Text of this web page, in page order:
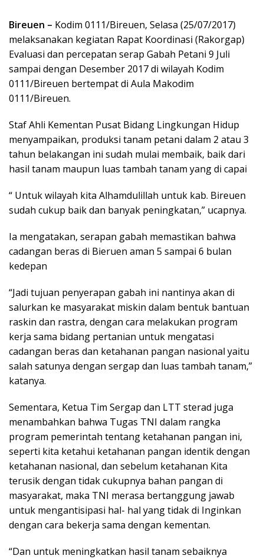
Bireuen – Kodim 0111/Bireuen, Selasa (25/07/2017)
melaksanakan kegiatan Rapat Koordinasi (Rakorgap)
Evaluasi dan percepatan serap Gabah Petani 9 Juli
sampai dengan Desember 2017 di wilayah Kodim
0111/Bireuen bertempat di Aula Makodim
0111/Bireuen.
Staf Ahli Kementan Pusat Bidang Lingkungan Hidup
menyampaikan, produksi tanam petani dalam 2 atau 3
tahun belakangan ini sudah mulai membaik, baik dari
hasil tanam maupun luas tambah tanam yang di capai
“ Untuk wilayah kita Alhamdulillah untuk kab. Bireuen
sudah cukup baik dan banyak peningkatan,” ucapnya.
Ia mengatakan, serapan gabah memastikan bahwa
cadangan beras di Bieruen aman 5 sampai 6 bulan
kedepan
“Jadi tujuan penyerapan gabah ini nantinya akan di
salurkan ke masyarakat miskin dalam bentuk bantuan
raskin dan rastra, dengan cara melakukan program
kerja sama bidang pertanian untuk mengatasi
cadangan beras dan ketahanan pangan nasional yaitu
salah satunya dengan sergap dan luas tambah tanam,”
katanya.
Sementara, Ketua Tim Sergap dan LTT sterad juga
menambahkan bahwa Tugas TNI dalam rangka
program pemerintah tentang ketahanan pangan ini,
seperti kita ketahui ketahanan pangan identik dengan
ketahanan nasional, dan sebelum ketahanan Kita
terusik dengan tidak cukupnya bahan pangan di
masyarakat, maka TNI merasa bertanggung jawab
untuk mengantisipasi hal- hal yang tidak di Inginkan
dengan cara bekerja sama dengan kementan.
“Dan untuk meningkatkan hasil tanam sebaiknya